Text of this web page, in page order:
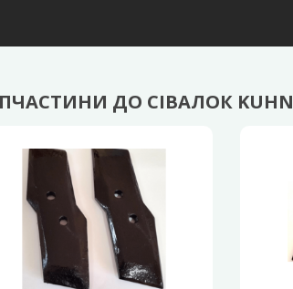
ДО СІВАЛОК KUHN